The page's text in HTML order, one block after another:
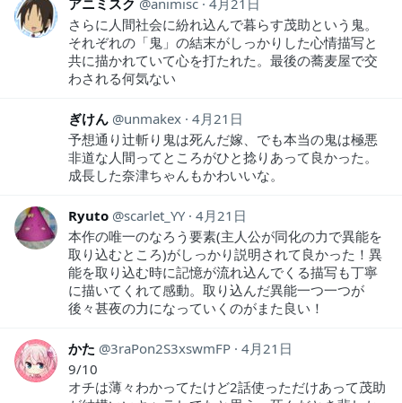
さらに人間社会に紛れ込んで暮らす茂助という鬼。
それぞれの「鬼」の結末がしっかりした心情描写と
共に描かれていて心を打たれた。最後の蕎麦屋で交
わされる何気ない
ぎけん unmakex 4月21日
予想通り辻斬り鬼は死んだ嫁、でも本当の鬼は極悪
非道な人間ってところがひと捻りあって良かった。
成長した奈津ちゃんもかわいいな。
Ryuto scarlet_YY 4月21日
本作の唯一のなろう要素(主人公が同化の力で異能を
取り込むところ)がしっかり説明されて良かった！異
能を取り込む時に記憶が流れ込んでくる描写も丁寧
に描いてくれて感動。取り込んだ異能一つ一つが
後々甚夜の力になっていくのがまた良い！
かた 3raPon2S3xswmFP 4月21日
9/10
オチは薄々わかってたけど2話使っただけあって茂助